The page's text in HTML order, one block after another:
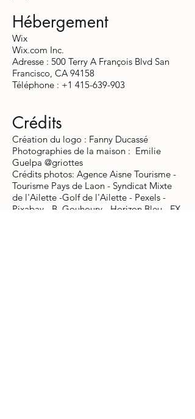
Hébergement
Wix
Wix.com Inc.
Adresse : 500 Terry A François Blvd San
Francisco, CA 94158
Téléphone : +1 415-639-903
Crédits
Création du logo : Fanny Ducassé
Photographies de la maison : Emilie
Guelpa @griottes
Crédits photos: Agence Aisne Tourisme -
Tourisme Pays de Laon - Syndicat Mixte
de l'Ailette -Golf de l'Ailette - Pexels -
Pixabay - B. Gouhoury - Horizon Bleu - FX.